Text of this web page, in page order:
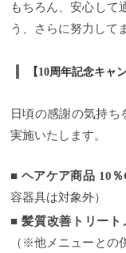
もちろん、安心して
う、さらに努力して
【10周年記念キャ
日頃の感謝の気持
実施いたします。
■ ヘアケア商品 10％
容器具は対象外）
■ 髪質改善トリート
（※他メニューとの